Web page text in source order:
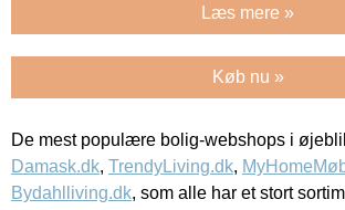
Læs mere »
Køb nu »
De mest populære bolig-webshops i
Damask.dk, TrendyLiving.dk,
Bydahlliving.dk, som alle har et stort